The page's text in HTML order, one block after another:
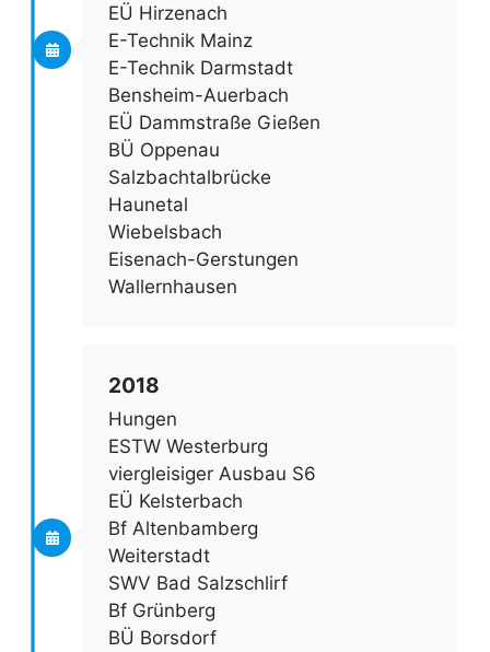
EÜ Hirzenach
E-Technik Mainz
E-Technik Darmstadt
Bensheim-Auerbach
EÜ Dammstraße Gießen
BÜ Oppenau
Salzbachtalbrücke
Haunetal
Wiebelsbach
Eisenach-Gerstungen
Wallernhausen
2018
Hungen
ESTW Westerburg
viergleisiger Ausbau S6
EÜ Kelsterbach
Bf Altenbamberg
Weiterstadt
SWV Bad Salzschlirf
Bf Grünberg
BÜ Borsdorf